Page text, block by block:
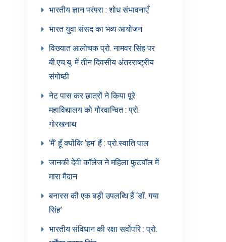
भारतीय ज्ञान परंपरा : शोध संभावनाएँ
भारत युवा संसद का भव्य आयोजन
विख्यात आलोचक प्रो. नामवर सिंह पर
बी.एच.यू. में तीन दिवसीय अंतरराष्ट्रीय
संगोष्ठी
नेट पास कर छात्रों ने किया पूरे
महाविद्यालय को गौरवान्वित : प्रो.
गोरखनाथ
‘मैं’ हूँ क्योंकि ‘हम’ हैं : प्रो.स्वाति पाल
जानकी देवी कॉलेज ने महिला फुटबॉल में
मारा मैदान
बनारस की एक बड़ी उपलब्धि हैं ‘डॉ. गया
सिंह’
भारतीय संविधान की रक्षा सर्वोपरि : प्रो.